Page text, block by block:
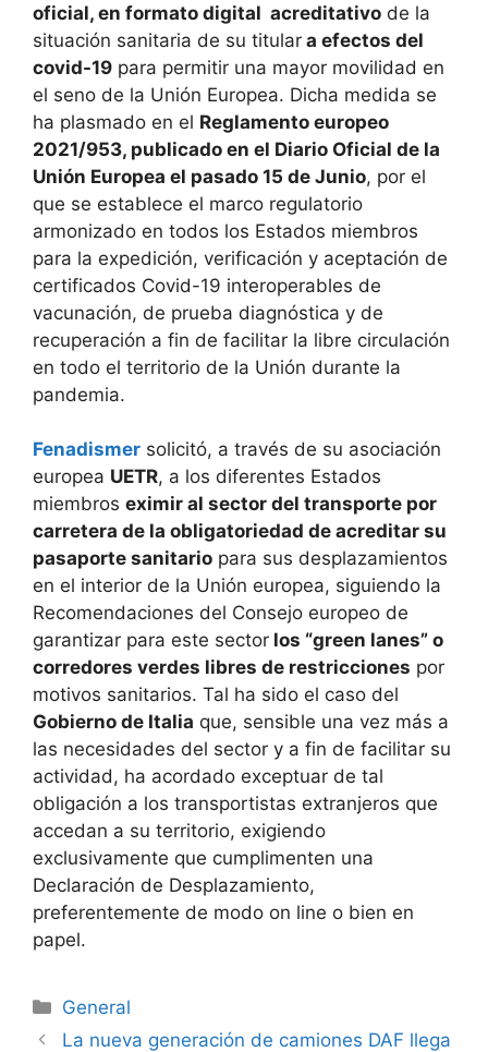
oficial, en formato digital acreditativo de la
situación sanitaria de su titular a efectos del
covid-19 para permitir una mayor movilidad en
el seno de la Unión Europea. Dicha medida se
ha plasmado en el Reglamento europeo
2021/953, publicado en el Diario Oficial de la
Unión Europea el pasado 15 de Junio, por el
que se establece el marco regulatorio
armonizado en todos los Estados miembros
para la expedición, verificación y aceptación de
certificados Covid-19 interoperables de
vacunación, de prueba diagnóstica y de
recuperación a fin de facilitar la libre circulación
en todo el territorio de la Unión durante la
pandemia.
Fenadismer solicitó, a través de su asociación
europea UETR, a los diferentes Estados
miembros eximir al sector del transporte por
carretera de la obligatoriedad de acreditar su
pasaporte sanitario para sus desplazamientos
en el interior de la Unión europea, siguiendo la
Recomendaciones del Consejo europeo de
garantizar para este sector los “green lanes” o
corredores verdes libres de restricciones por
motivos sanitarios. Tal ha sido el caso del
Gobierno de Italia que, sensible una vez más a
las necesidades del sector y a fin de facilitar su
actividad, ha acordado exceptuar de tal
obligación a los transportistas extranjeros que
accedan a su territorio, exigiendo
exclusivamente que cumplimenten una
Declaración de Desplazamiento,
preferentemente de modo on line o bien en
papel.
Categorías
General
Navegación
La nueva generación de camiones DAF llega